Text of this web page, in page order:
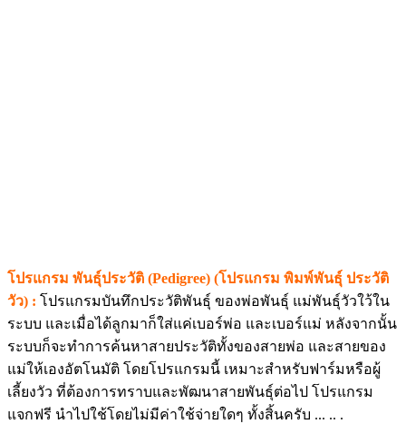
โปรแกรม พันธุ์ประวัติ (Pedigree) (โปรแกรม พิมพ์พันธุ์ ประวัติ
วัว) : โปรแกรมบันทึกประวัติพันธุ์ ของพ่อพันธุ์ แม่พันธุ์วัวใว้ใน
ระบบ และเมื่อได้ลูกมาก็ใส่แค่เบอร์พ่อ และเบอร์แม่ หลังจากนั้น
ระบบก็จะทำการค้นหาสายประวัติทั้งของสายพ่อ และสายของ
แม่ให้เองอัตโนมัติ โดยโปรแกรมนี้ เหมาะสำหรับฟาร์มหรือผู้
เลี้ยงวัว ที่ต้องการทราบและพัฒนาสายพันธุ์ต่อไป โปรแกรม
แจกฟรี นำไปใช้โดยไม่มีค่าใช้จ่ายใดๆ ทั้งสิ้นครับ ... .. .